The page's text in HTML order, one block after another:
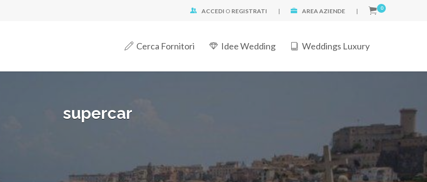
ACCEDI O REGISTRATI | AREA AZIENDE | 0
Cerca Fornitori Idee Wedding Weddings Luxury
supercar